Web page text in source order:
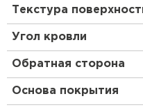
капиллярному
Текстура
Угол кровли
Обратная сторона
Основа покрытия